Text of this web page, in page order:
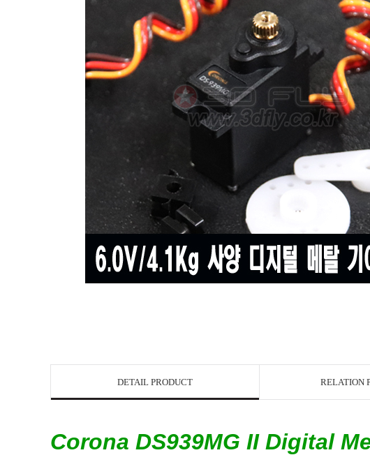
DETAIL PRODUCT RELATION
Corona DS939MG II Digital